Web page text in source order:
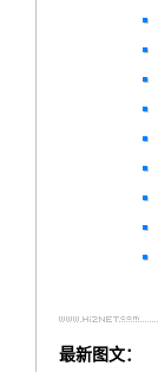
最新图文：